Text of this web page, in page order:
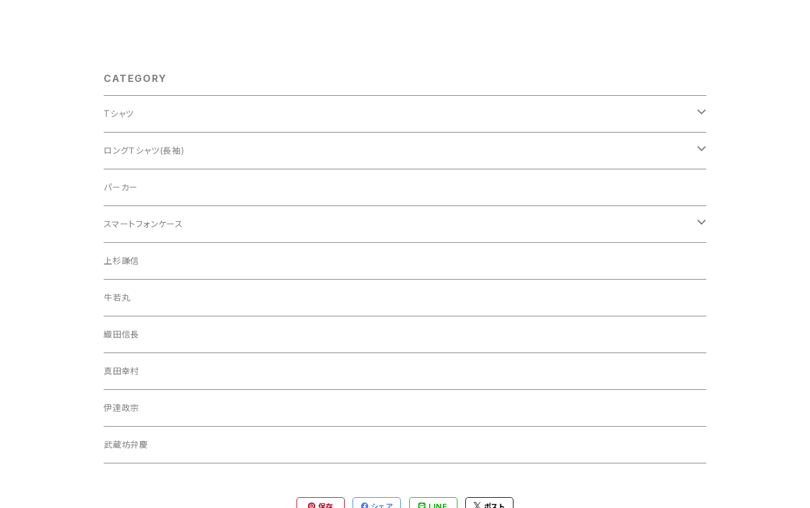
CATEGORY
Tシャツ
真田幸村
伊達政宗
織田信長
上杉謙信
牛若丸（源義経）
武蔵坊弁慶
ロングＴシャツ(長袖)
上杉謙信
牛若丸
織田信長
真田幸村
伊達政宗
武蔵坊弁慶
パーカー
スマートフォンケース
iPhone 13 Pro Max
iPhone 13 Pro
iPhone 13 mini
iPhone 13
iPhone 12 Pro Max
iPhone 12 Pro
上杉謙信
牛若丸
織田信長
真田幸村
伊達政宗
武蔵坊弁慶